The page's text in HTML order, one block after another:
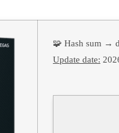
🧩 Hash sum →
Update date: